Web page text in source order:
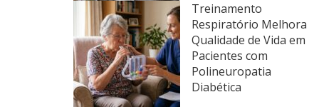
Treinamento
Respiratório Melhora
Qualidade de Vida em
Pacientes com
Polineuropatia
Diabética